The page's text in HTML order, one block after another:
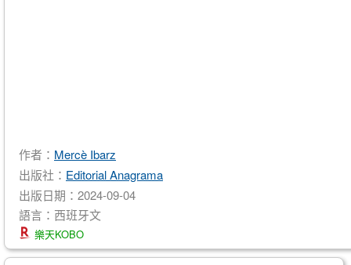
作者： Mercè Ibarz
出版社： Editorial Anagrama
出版日期：2024-09-04
語言：西班牙文
樂天KOBO